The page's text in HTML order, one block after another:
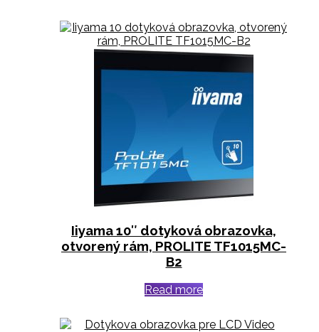
Iiyama 10″ dotyková obrazovka,
otvorený rám, PROLITE TF1015MC-
B2
Read more